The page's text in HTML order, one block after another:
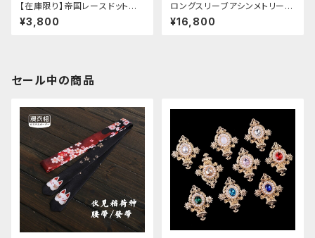
【在庫限り】帝国レースドットワ
ンピース
¥3,800
ロングスリーブアシンメトリーチ
ャイナドレス
¥16,800
セール中の商品